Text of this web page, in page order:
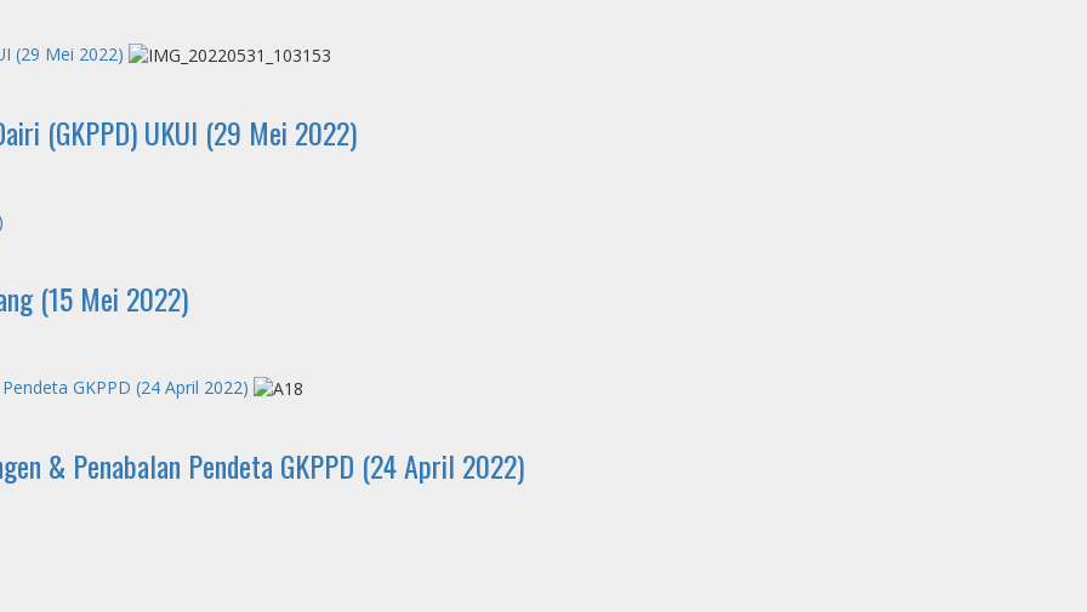
(29 Mei 2022)
(GKPPD) UKUI (29 Mei 2022)
(15 Mei 2022)
GKPPD (24 April 2022)
& Penabalan Pendeta GKPPD (24 April 2022)